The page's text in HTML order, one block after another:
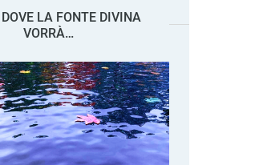
LA FONTE DIVINA
VORRÀ…